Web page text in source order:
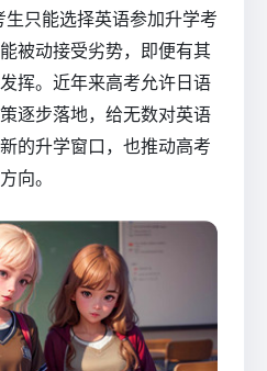
生只能选择英语参加升学考
被动接受劣势，即便有其
挥。近年来高考允许日语
逐步落地，给无数对英语
的升学窗口，也推动高考
向。